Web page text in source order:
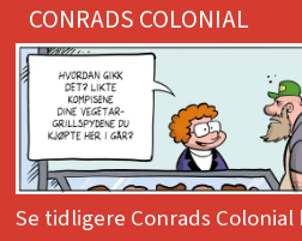
CONRADS COLONIAL
Se tidligere Conrads Colonial